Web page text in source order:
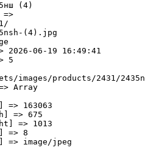
(4)
=>
(4).jpg
2026-06-19 16:49:41
5
images/products/2431/
Array
=> 163063
=> 675
=> 1013
=> 8
=> image/jpeg